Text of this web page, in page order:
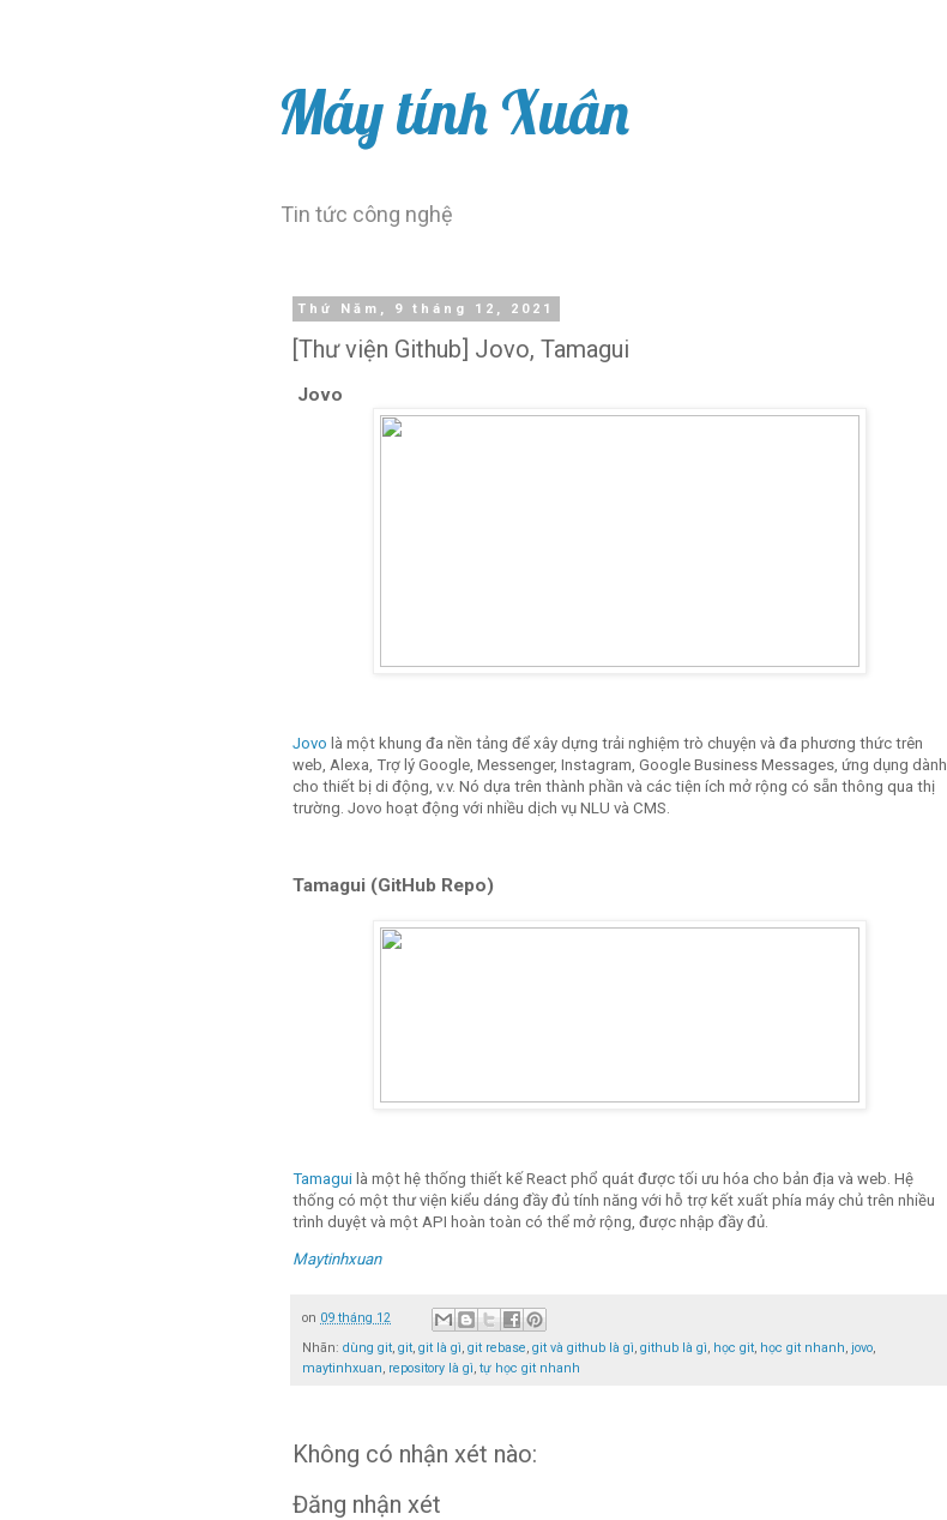
Máy tính Xuân
Tin tức công nghệ
Thứ Năm, 9 tháng 12, 2021
[Thư viện Github] Jovo, Tamagui
Jovo
Jovo là một khung đa nền tảng để xây dựng trải nghiệm trò chuyện và đa phương thức trên
web, Alexa, Trợ lý Google, Messenger, Instagram, Google Business Messages, ứng dụng dành
cho thiết bị di động, v.v. Nó dựa trên thành phần và các tiện ích mở rộng có sẵn thông qua thị
trường. Jovo hoạt động với nhiều dịch vụ NLU và CMS.
Tamagui (GitHub Repo)
Tamagui là một hệ thống thiết kế React phổ quát được tối ưu hóa cho bản địa và web. Hệ
thống có một thư viện kiểu dáng đầy đủ tính năng với hỗ trợ kết xuất phía máy chủ trên nhiều
trình duyệt và một API hoàn toàn có thể mở rộng, được nhập đầy đủ.
Maytinhxuan
on 09 tháng 12
Nhãn: dùng git git git là gì git rebase git và github là gì github là gì học git học git nhanh jovo
maytinhxuan repository là gì tự học git nhanh
Không có nhận xét nào:
Đăng nhận xét